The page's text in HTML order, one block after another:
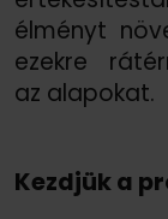
élményt
ezekre
az alapokat.
Kezdjük a